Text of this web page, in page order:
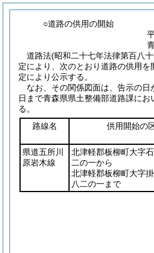
○道路の供用の開始
道路法(昭和二十七年法律第百八
定により、次のとおり道路の供用を
定により公示する。
なお、その関係図面は、告示の
日まで青森県県土整備部道路課にお
る。
路線名
供用開始の
県道五所川
原岩木線
北津軽郡板柳町大字
二の一から
北津軽郡板柳町大字
八二の一まで